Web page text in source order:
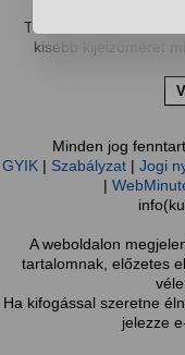
Te most a
kisebb kijelzőméret
Minden jog
GYIK| Szabályzat| Jogi
|
A weboldalon
tartalomnak, előzetes
Ha kifogással szeretne
jelezze